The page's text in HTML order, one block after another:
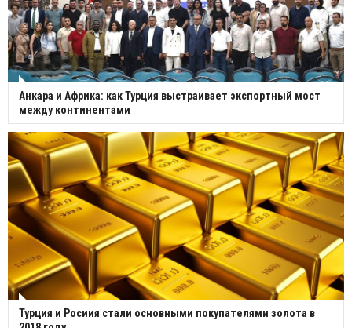
Анкара и Африка: как Турция выстраивает экспортный мост
между континентами
Турция и Росиия стали основными покупателями золота в